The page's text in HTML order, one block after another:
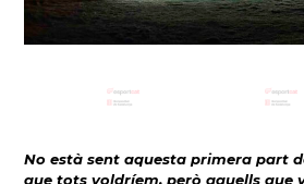
No està sent aquesta primera part
que tots voldríem, però aquells que